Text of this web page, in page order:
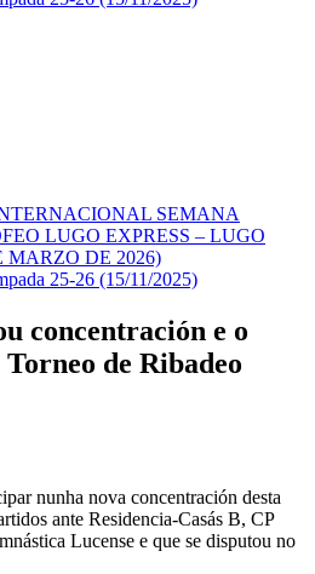
SEMANA
LUGO EXPRESS – LUGO
MARZO DE 2026)
25-26 (15/11/2025)
concentración e o
de Ribadeo
nunha nova concentración desta
ante Residencia-Casás B, CP
Lucense e que se disputou no